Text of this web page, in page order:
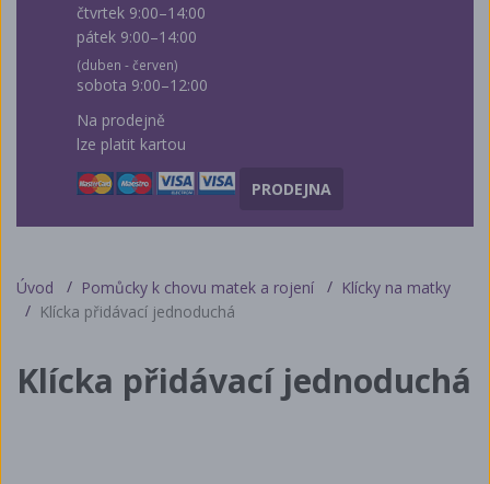
čtvrtek 9:00–14:00
pátek 9:00–14:00
(duben - červen)
sobota 9:00–12:00
Na prodejně
lze platit kartou
PRODEJNA
Úvod Pomůcky k chovu matek a rojení
Klícky na matky
Klícka přidávací jednoduchá
Klícka přidávací jednoduchá